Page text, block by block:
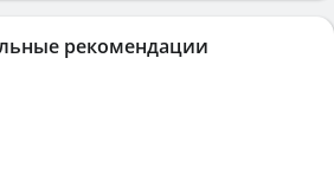
рекомендации